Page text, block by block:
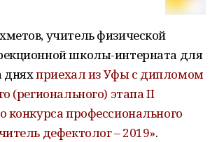
учитель физической
школы-интерната для
дняхприехал из Уфы с дипломом
(регионального) этапа II
конкурса профессионального
дефектолог – 2019».